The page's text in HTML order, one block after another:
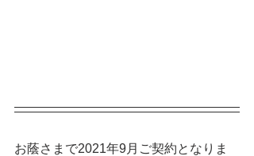
お蔭さまで2021年9月ご契約となりま